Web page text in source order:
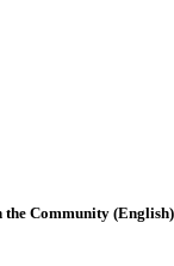
(English)